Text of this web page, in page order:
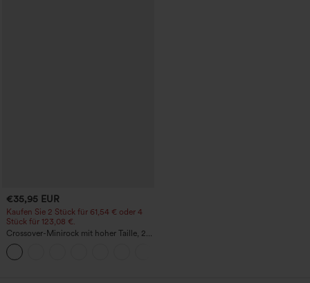
€35,95 EUR
Kaufen Sie 2 Stück für 61,54 € oder 4
Stück für 123,08 €.
Crossover-Minirock mit hoher Taille, 2-
in-1, Fransen-Saum und figurbetontem
Schnitt in Wildlederoptik für Partys